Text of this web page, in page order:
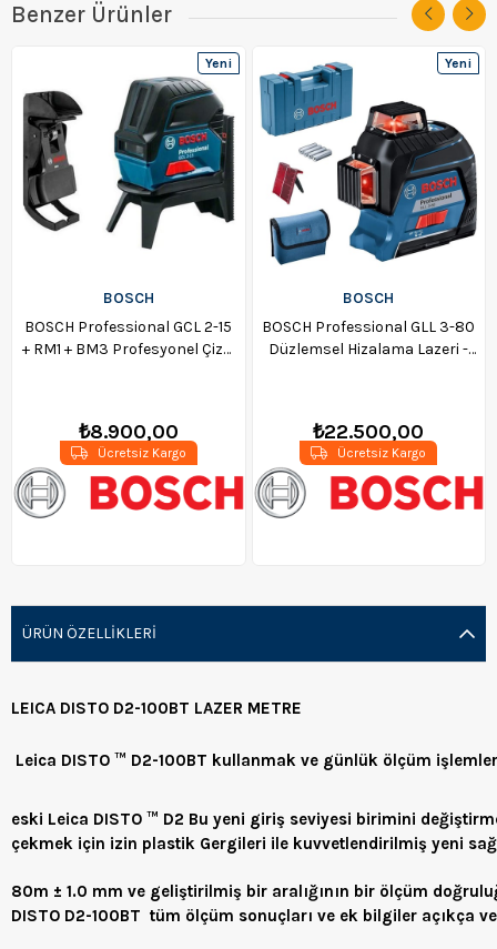
Benzer Ürünler
BOSCH
BOSCH Professional GCL 2-15
+ RM1 + BM3 Profesyonel Çizgi
₺8.900,00
Ücretsiz Kargo
Yeni
Ürün
BOSCH
BOSCH Professional GLL 3-80
Düzlemsel Hizalama Lazeri -
₺22.500,00
Ücretsiz Kargo
Yeni
ÜRÜN ÖZELLIKLERI
LEICA DISTO D2-100BT LAZER METRE
Leica DISTO ™ D2-100BT kullanmak ve günlük ölçüm
eski Leica DISTO ™ D2 Bu yeni giriş seviyesi birimini
çekmek için izin plastik Gergileri ile kuvvetlendirilmiş yeni
80m ± 1.0 mm ve geliştirilmiş bir aralığının bir ölçüm
DISTO D2-100BT tüm ölçüm sonuçları ve ek bilgiler açıkça